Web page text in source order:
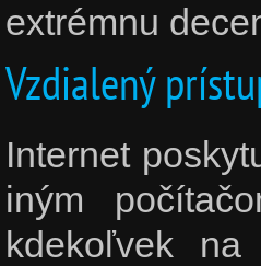
extrémnu
Vzdialený
Internet
iným
kdekoľvek